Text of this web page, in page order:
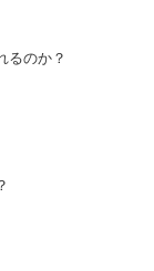
るのか？